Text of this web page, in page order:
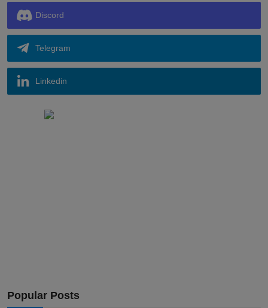
Discord
Telegram
Linkedin
Popular Posts